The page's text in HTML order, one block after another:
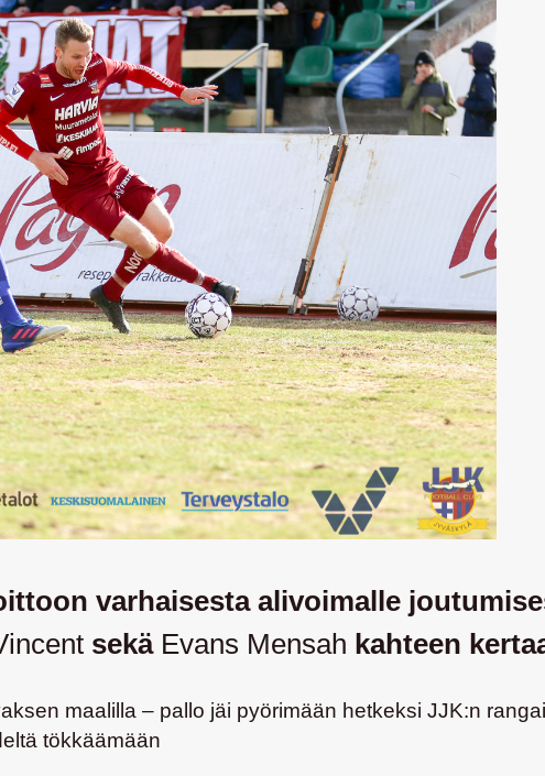
varhaisesta alivoimalle
sekä Evans Mensah kahteen
maalilla – pallo jäi pyörimään hetkeksi JJK:n
tökkäämään